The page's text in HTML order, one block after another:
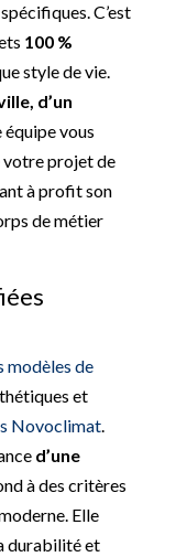
C’est
100 %
style de vie.
d’un
vous
votre projet de
à profit son
de métier
de
et
Novoclimat.
d’une
à des critères
Elle
durabilité et